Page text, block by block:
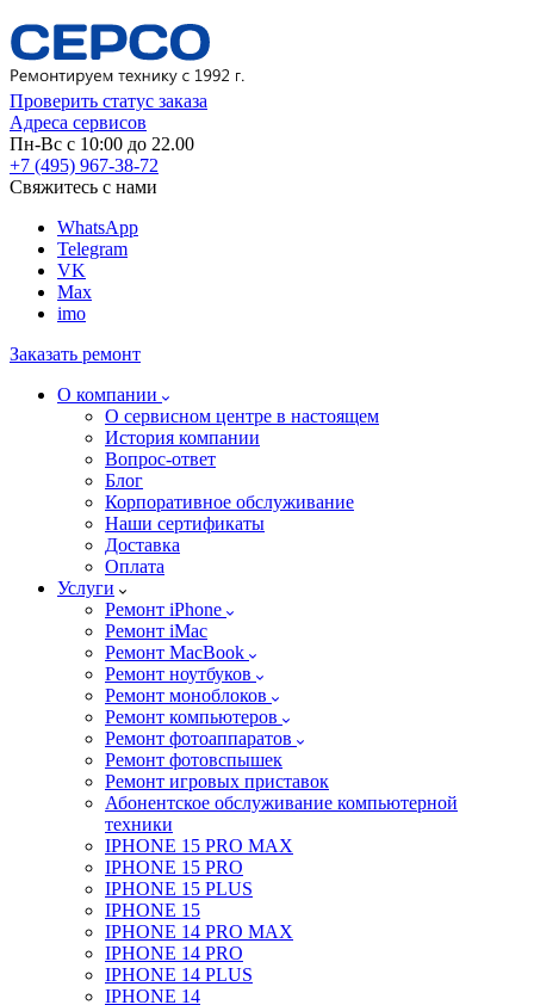
Проверить статус заказа
Адреса сервисов
Пн-Вс с 10:00 до 22.00
+7 (495) 967-38-72
Свяжитесь с нами
WhatsApp
Telegram
VK
Max
imo
Заказать ремонт
О компании
О сервисном центре в настоящем
История компании
Вопрос-ответ
Блог
Корпоративное обслуживание
Наши сертификаты
Доставка
Оплата
Услуги
Ремонт iPhone
Ремонт iMac
Ремонт MacBook
Ремонт ноутбуков
Ремонт моноблоков
Ремонт компьютеров
Ремонт фотоаппаратов
Ремонт фотовспышек
Ремонт игровых приставок
Абонентское обслуживание компьютерной
техники
IPHONE 15 PRO MAX
IPHONE 15 PRO
IPHONE 15 PLUS
IPHONE 15
IPHONE 14 PRO MAX
IPHONE 14 PRO
IPHONE 14 PLUS
IPHONE 14